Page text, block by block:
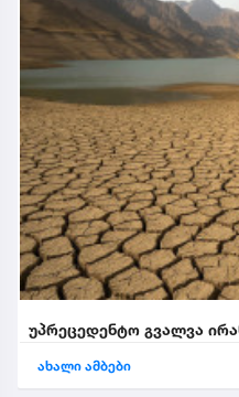
უპრეცედენტო გვალვა
ახალი ამბები